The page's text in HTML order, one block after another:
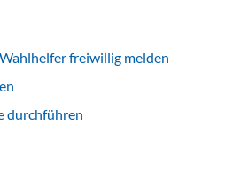
freiwillig melden
durchführen